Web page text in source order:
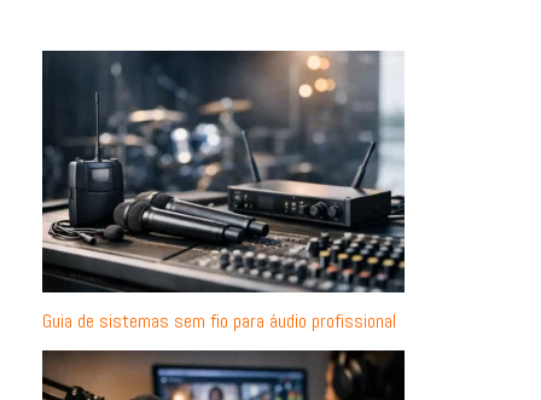
Guia de sistemas sem fio para áudio profissional